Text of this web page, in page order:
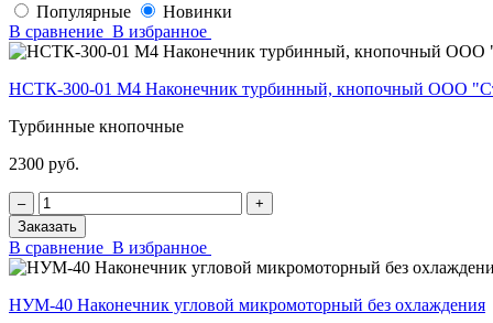
Популярные
Новинки
В сравнение В избранное
НСТК-300-01 М4 Наконечник турбинный, кнопочный ООО
Турбинные кнопочные
2300 руб.
‒
+
Заказать
В сравнение В избранное
НУМ-40 Наконечник угловой микромоторный без охлаждения